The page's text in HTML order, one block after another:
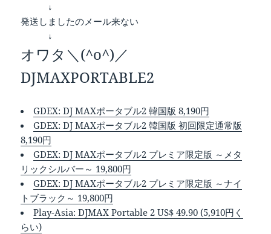
↓
発送しましたのメール来ない
↓
オワタ＼(^o^)／
DJMAXPORTABLE2
GDEX: DJ MAXポータブル2 韓国版 8,190円
GDEX: DJ MAXポータブル2 韓国版 初回限定通常版
8,190円
GDEX: DJ MAXポータブル2 プレミア限定版 ～メタ
リックシルバー～ 19,800円
GDEX: DJ MAXポータブル2 プレミア限定版 ～ナイ
トブラック～ 19,800円
Play-Asia: DJMAX Portable 2 US$ 49.90 (5,910円く
らい)